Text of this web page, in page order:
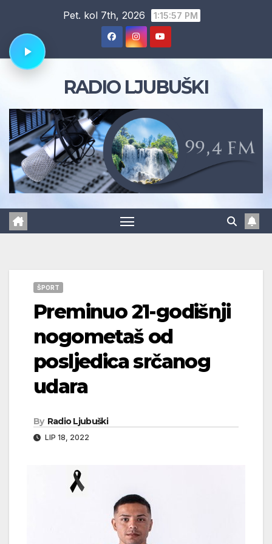
content
Pet. kol 7th, 2026 1:15:58 PM
RADIO LJUBUŠKI
ŠPORT
Preminuo 21-godišnji
nogometaš od
posljedica srčanog
udara
By Radio Ljubuški
LIP 18, 2022